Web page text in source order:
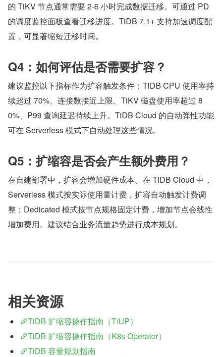
的 TiKV 节点通常需要 2-6 小时完成数据迁移。可通过 PD
的调度监控面板查看迁移进度。TiDB 7.1+ 支持加速调度配
置，可显著缩短迁移时间。
Q4：如何评估是否需要扩容？
建议监控以下指标作为扩容触发条件：TiDB CPU 使用率持
续超过 70%、连接数接近上限、TiKV 磁盘使用率超过 8
0%、P99 查询延迟持续上升。TiDB Cloud 的自动弹性功能
可在 Serverless 模式下自动处理这些情况。
Q5：扩缩容是否会产生额外费用？
在自建部署中，扩容会增加硬件成本。在 TiDB Cloud 中，
Serverless 模式按实际使用量计费，扩容自动触发计费调
整；Dedicated 模式按节点规格固定计费，增加节点会线性
增加费用。建议结合业务流量趋势进行成本规划。
相关资源
TiDB 扩缩容操作指南（TiUP）
TiDB 扩缩容操作指南（K8s Operator）
TiDB 容量规划指南